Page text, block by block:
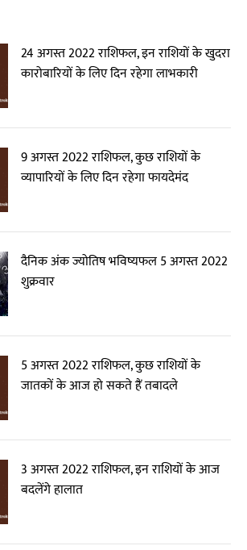
24 अगस्त 2022 राशिफल, इन राशियों के खुदरा
कारोबारियों के लिए दिन रहेगा लाभकारी
9 अगस्त 2022 राशिफल, कुछ राशियों के
व्यापारियों के लिए दिन रहेगा फायदेमंद
दैनिक अंक ज्योतिष भविष्यफल 5 अगस्त 2022
शुक्रवार
5 अगस्त 2022 राशिफल, कुछ राशियों के
जातकों के आज हो सकते हैं तबादले
3 अगस्त 2022 राशिफल, इन राशियों के आज
बदलेंगे हालात